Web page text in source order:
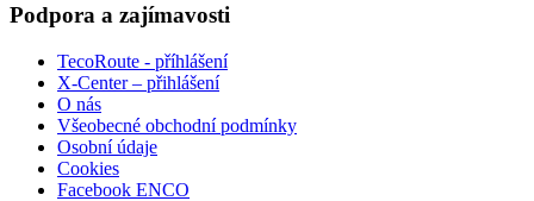
Podpora a zajímavosti
TecoRoute - příhlášení
X-Center – přihlášení
O nás
Všeobecné obchodní podmínky
Osobní údaje
Cookies
Facebook ENCO